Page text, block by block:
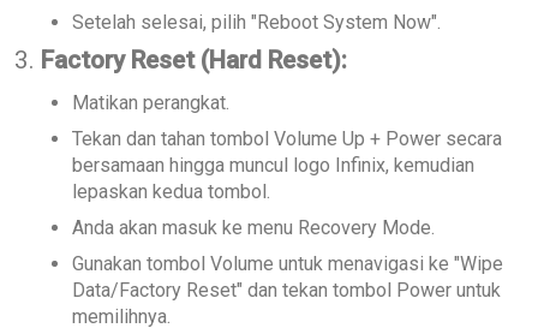
Setelah selesai, pilih "Reboot System Now".
3. Factory Reset (Hard Reset):
Matikan perangkat.
Tekan dan tahan tombol Volume Up + Power secara
bersamaan hingga muncul logo Infinix, kemudian
lepaskan kedua tombol.
Anda akan masuk ke menu Recovery Mode.
Gunakan tombol Volume untuk menavigasi ke "Wipe
Data/Factory Reset" dan tekan tombol Power untuk
memilihnya.